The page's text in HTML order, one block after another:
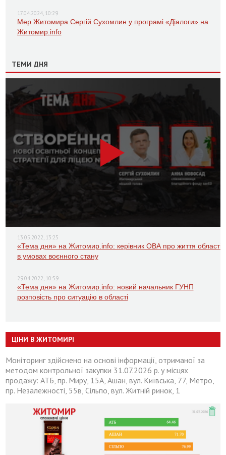
17.04.2024, 10:29
Мер Житомира Сергій Сухомлин у програмі «Діалоги» на
Житомир.info
ТЕМИ ДНЯ
13.05.2022, 13:25
«Тема дня» на Житомир.info: керівник ОВА про життя області
в умовах воєнного стану
29.04.2022, 10:59
«Тема дня» на Житомир.info: новий начальник ГУНП
розповість про ситуацію в області
ЦІНИ В ЖИТОМИРІ
Моніторинг здійснено на основі інформації, отриманої за
методом контрольної закупки 31.07.2026 р. у місцях
продажу: АТБ, пр. Миру, 15А, Ашан, вул. Київська, 77, Метро,
пр. Незалежності, 55в, Сільпо, вул. Житній ринок, 1